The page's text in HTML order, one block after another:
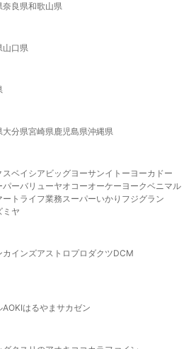
奈良県和歌山県
山口県
大分県宮崎県鹿児島県沖縄県
スベイシア ビッグヨーサンイトーヨーカドー
パーバリューヤオコーオーケー ヨークベニマル
ート ライフ業務スーパーいかり フジグラン
ミヤ
カインズアストロプロダクツDCM
AOKIはるやま サカゼン